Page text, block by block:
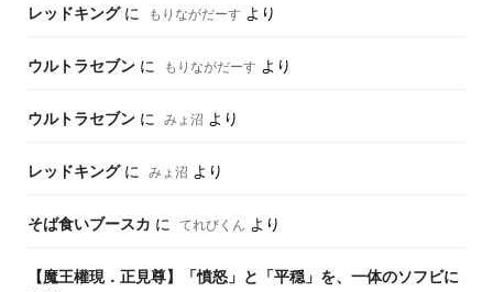
レッドキングに もりながだーす より
ウルトラセブンに もりながだーす より
ウルトラセブンに みょ沼 より
レッドキングに みょ沼 より
そば食いブースカ に てれびくん より
【魔王權現．正見尊】「憤怒」と「平穏」を、一体のソフビに